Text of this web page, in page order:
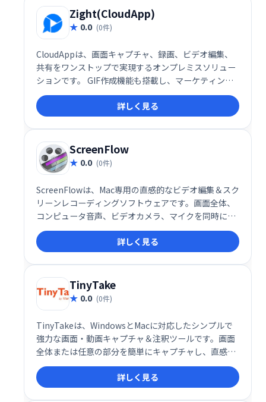
Zight(CloudApp)
0.0 (0件)
CloudAppは、画面キャプチャ、録画、ビデオ編集、
共有をワンストップで実現するオンプレミスソリュー
ションです。 GIF作成機能も搭載し、マーケティン
グ、製品開発、プロジェクト管理など、様々なチーム
のコミュニケーションや情報共有を効率化します。録
画したビデオやオーディオの編集も可能です。 チーム
メンバーと簡単に共有できるため、スムーズな連携を
促進します。
詳しく見る
ScreenFlow
0.0 (0件)
ScreenFlowは、Mac専用の直感的なビデオ編集＆スク
リーンレコーディングソフトウェアです。画面全体、
コンピュータ音声、ビデオカメラ、マイクを同時に収
録し、高品質な動画を作成できます。収録後のトリミ
ング、注釈追加、吹き出し挿入など、編集機能も充
実。洗練された映像制作を簡単に実現します。
詳しく見る
TinyTake
0.0 (0件)
TinyTakeは、WindowsとMacに対応したシンプルで
強力な画面・動画キャプチャ＆注釈ツールです。画面
全体または任意の部分を簡単にキャプチャし、直感的
な編集機能で注釈を追加できます。高度なエディタは
不要、時間を節約し、効率的に作業を進められます。
迅速な共有機能も備え、スムーズなコミュニケーショ
詳しく見る